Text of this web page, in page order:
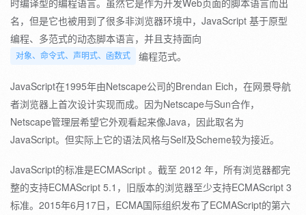
时编译型的编程语言。虽然它是作为开发Web页面的脚本语言而出
名，但是它也被用到了很多非浏览器环境中，JavaScript 基于原型
编程、多范式的动态脚本语言，并且支持面向
对象、命令式、声明式、函数式 编程范式。
JavaScript在1995年由Netscape公司的Brendan Eich，在网景导航
者浏览器上首次设计实现而成。因为Netscape与Sun合作，
Netscape管理层希望它外观看起来像Java，因此取名为
JavaScript。但实际上它的语法风格与Self及Scheme较为接近。
JavaScript的标准是ECMAScript 。截至 2012 年，所有浏览器都完
整的支持ECMAScript 5.1，旧版本的浏览器至少支持ECMAScript 3
标准。2015年6月17日，ECMA国际组织发布了ECMAScript的第六